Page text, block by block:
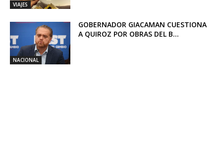
VIAJES
NACIONAL
GOBERNADOR GIACAMAN CUESTIONA
A QUIROZ POR OBRAS DEL B...